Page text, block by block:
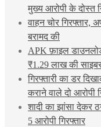
मुख्य आरोपी के दोस्त
वाहन चोर गिरफ्तार,
बरामद की
APK फ़ाइल
₹1.29 लाख की
गिरफ्तारी का डर
कराने वाले दो आरोपी
शादी का झांसा देकर
5 आरोपी गिरफ्तार